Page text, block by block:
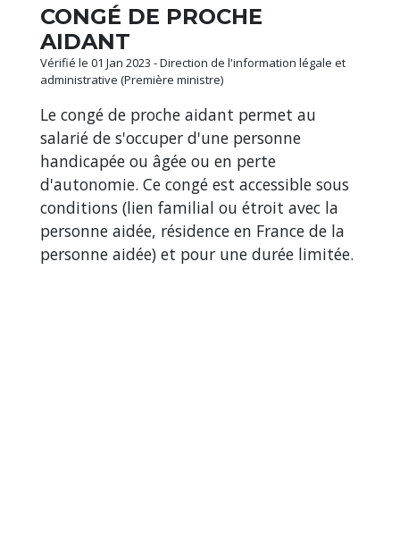
CONGÉ DE PROCHE
AIDANT
Vérifié le 01 Jan 2023 - Direction de l'information légale et
administrative (Première ministre)
Le congé de proche aidant permet au
salarié de s'occuper d'une personne
handicapée ou âgée ou en perte
d'autonomie. Ce congé est accessible sous
conditions (lien familial ou étroit avec la
personne aidée, résidence en France de la
personne aidée) et pour une durée limitée.